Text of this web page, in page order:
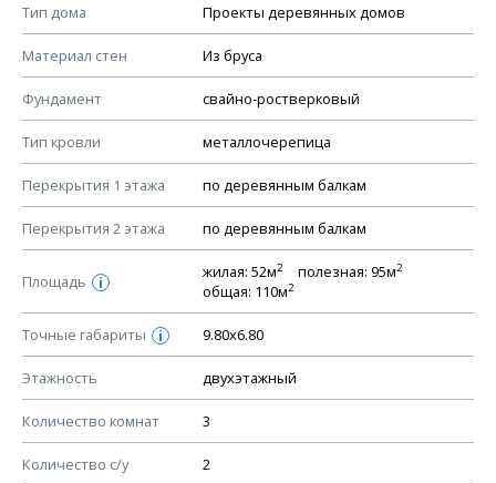
Тип дома Проекты деревянных домов
Материал стен Из бруса
Фундамент свайно-ростверковый
Тип кровли металлочерепица
Перекрытия 1 этажа по деревянным балкам
Перекрытия 2 этажа по деревянным балкам
Площадь i
жилая: 52м2 полезная: 95м2
общая: 110м2
Точные габариты i 9.80х6.80
Этажность двухэтажный
Количество комнат 3
Количество с/у 2
Смотрите советы по выбору материала в нашем
КОНСТРУКТИВНЫЕ РЕШЕНИЯ (КР)
Ведомость рабочих чертежей основного комплекта КР
План фундамента
Устройство фундамента, спецификация материалов
Планы перекрытий этажей, спецификация элементов
Устройство перекрытий
Устройство стен
Спецификация материалов стен
Схема расположения лаг чердака (если есть)
Схема расположения элементов стропил
Спецификация элементов стропил
Устройство стропильной системы
Узлы устройства кровли